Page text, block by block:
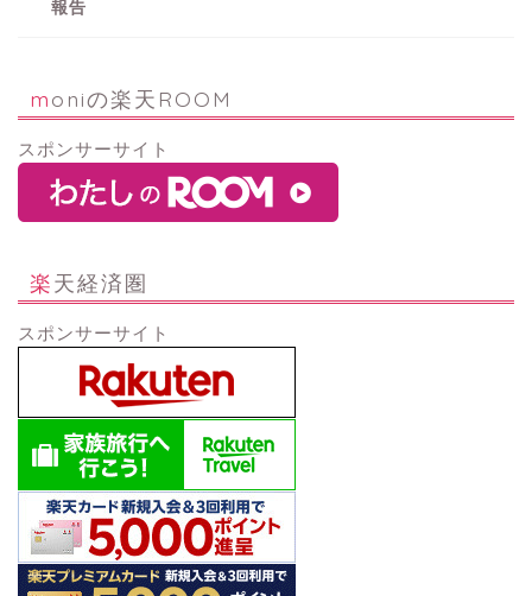
報告
moniの楽天ROOM
スポンサーサイト
楽天経済圏
スポンサーサイト